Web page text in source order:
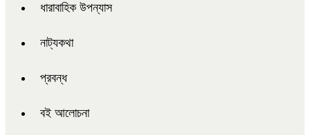
ধারাবাহিক উপন্যাস
নাট্যকথা
প্রবন্ধ
বই আলোচনা